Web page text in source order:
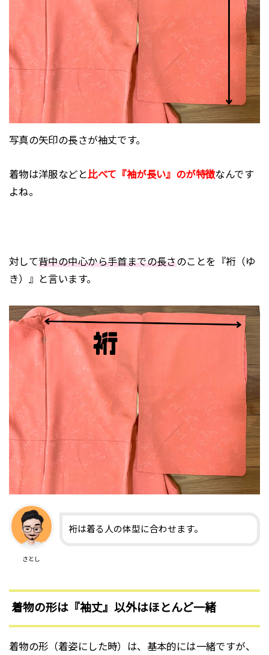
写真の矢印の長さが袖丈です。
着物は洋服などと比べて『袖が長い』のが特徴なんです
よね。
対して背中の中心から手首までの長さのことを『裄（ゆ
き）』と言います。
さとし
裄は着る人の体型に合わせます。
着物の形は『袖丈』以外はほとんど一緒
着物の形（着姿にした時）は、基本的には一緒ですが、